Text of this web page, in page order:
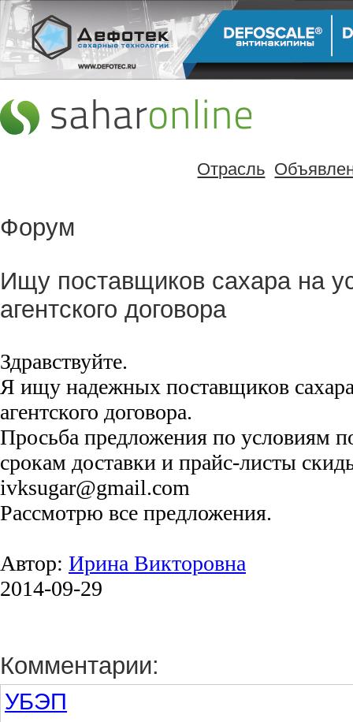
Отрасль
Форум
Ищу поставщиков сахара на
агентского договора
Здравствуйте.
Я ищу надежных поставщиков
агентского договора.
Просьба предложения по условиям
срокам доставки и прайс-листы
ivksugar@gmail.com
Рассмотрю все предложения.
Автор: Ирина Викторовна
2014-09-29
Комментарии:
УБЭП